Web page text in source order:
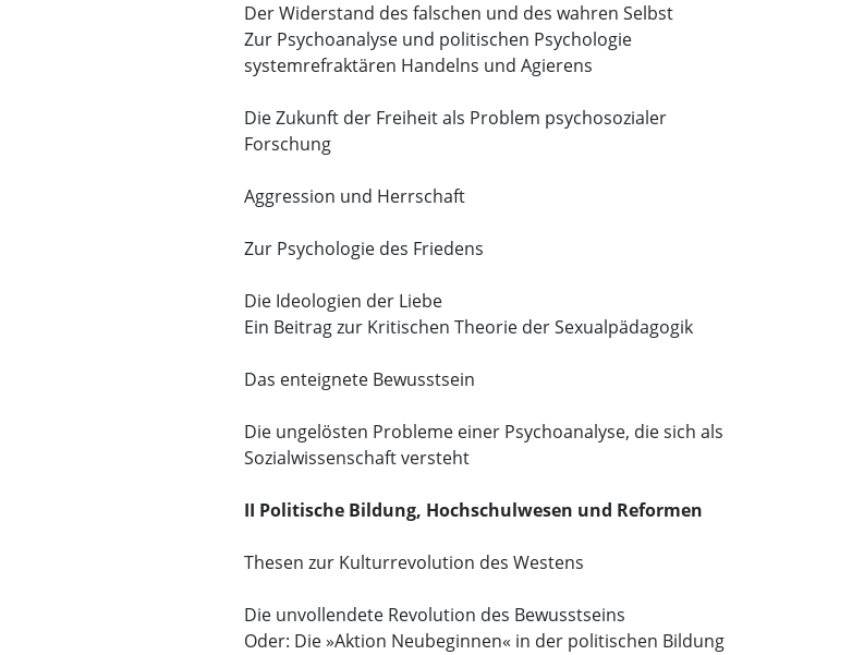
Der Widerstand des falschen und des wahren Selbst
Zur Psychoanalyse und politischen Psychologie
systemrefraktären Handelns und Agierens
Die Zukunft der Freiheit als Problem psychosozialer
Forschung
Aggression und Herrschaft
Zur Psychologie des Friedens
Die Ideologien der Liebe
Ein Beitrag zur Kritischen Theorie der Sexualpädagogik
Das enteignete Bewusstsein
Die ungelösten Probleme einer Psychoanalyse, die sich als
Sozialwissenschaft versteht
II Politische Bildung, Hochschulwesen und Reformen
Thesen zur Kulturrevolution des Westens
Die unvollendete Revolution des Bewusstseins
Oder: Die »Aktion Neubeginnen« in der politischen Bildung